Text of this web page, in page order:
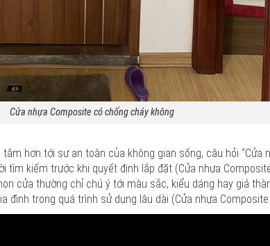
Cửa nhựa Composite có chống cháy không
hơn tới sự an toàn của không gian sống, câu hỏi “Cửa
tìm kiếm trước khi quyết định lắp đặt (Cửa nhựa
cửa thường chỉ chú ý tới màu sắc, kiểu dáng hay giá
trong quá trình sử dụng lâu dài (Cửa nhựa